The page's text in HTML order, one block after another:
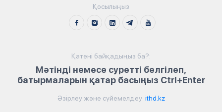
Қосылыңыз
Қатені байқадыңыз ба?:
Мәтінді немесе суретті белгілеп,
батырмаларын қатар басыңыз Ctrl+Enter
Әзірлеу және сүйемелдеу ithd.kz